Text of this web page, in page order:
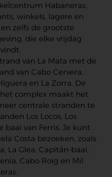
Habaneras,
winkels, lagere en
zelfs de grootste
die elke vrijdag
van La Mata met de
van Cabo Cervera,
en La Zorra. De
complex maakt het
centrale stranden te
Los Locos, Los
baai van Ferris. Je kunt
Costa bezoeken, zoals
La Glea, Capitán-baai,
Cabo Roig en Mil